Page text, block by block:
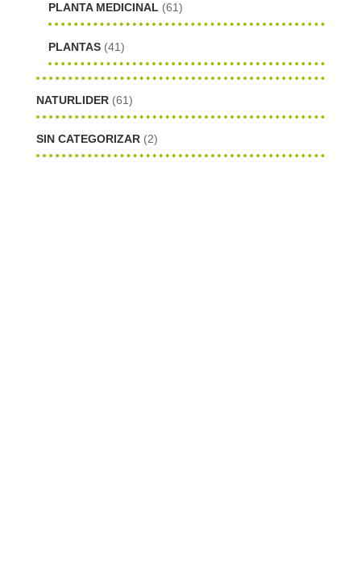
PLANTA MEDICINAL (61)
PLANTAS (41)
NATURLIDER (61)
SIN CATEGORIZAR (2)